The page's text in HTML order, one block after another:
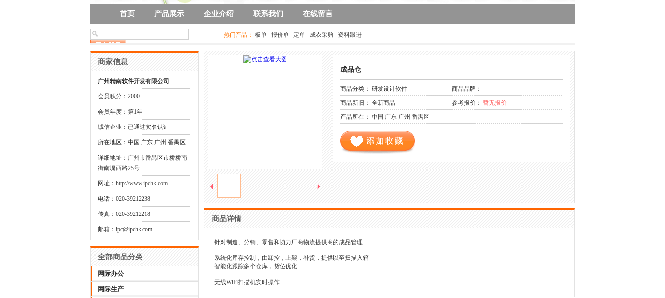
首页 产品展示 企业介绍 联系我们 在线留言
热门产品： 板单 报价单 定单 成衣采购 资料跟进
商家信息
广州精南软件开发有限公司
会员积分：2000
会员年度：第1年
诚信企业：已通过实名认证
所在地区：中国 广东 广州 番禺区
详细地址：广州市番禺区市桥桥南
街南堤西路25号
网址： http://www.ipchk.com
电话：020-39212238
传真：020-39212218
邮箱：ipc@ipchk.com
全部商品分类
网际办公
网际生产
成品仓
商品分类： 研发设计软件
商品品牌：
商品新旧： 全新商品
参考报价： 暂无报价
产品所在： 中国 广东 广州 番禺区
商品详情
针对制造、分销、零售和协力厂商物流提供商的成品管理
系统化库存控制，由卸控，上架，补货，提供以至扫描入箱
智能化跟踪多个仓库，货位优化
无线WiFi扫描机实时操作